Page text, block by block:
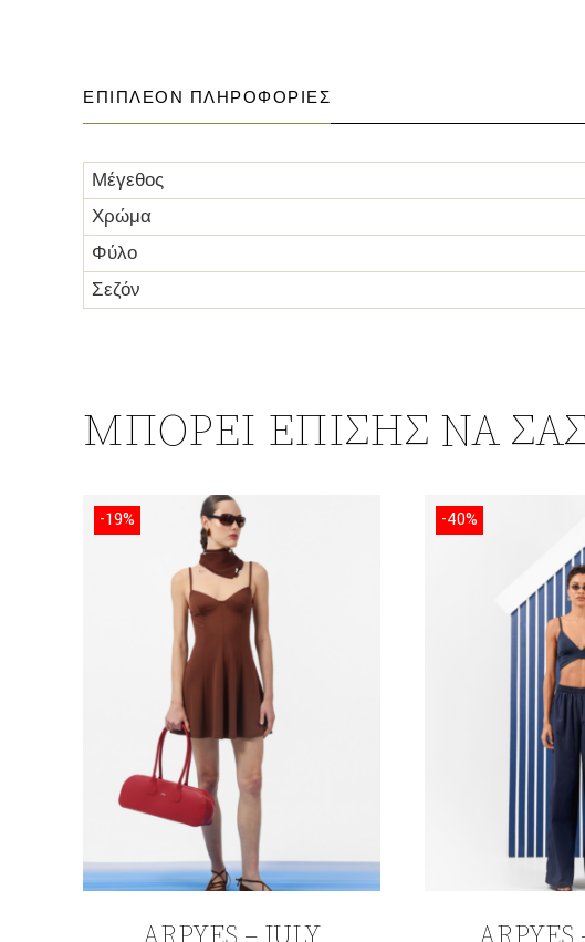
ΕΠΙΠΛΈΟΝ ΠΛΗΡΟΦΟΡΊΕΣ
Μέγεθος
Χρώμα
Φύλο
Σεζόν
ΜΠΟΡΕΊ ΕΠΊΣΗΣ ΝΑ
-19% -40%